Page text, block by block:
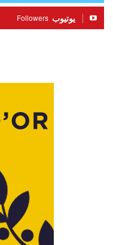
يوتيوب Followers